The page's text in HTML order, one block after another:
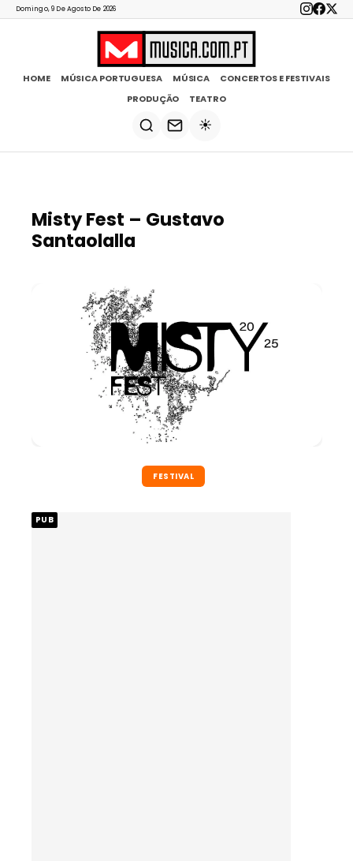
Domingo, 9 De Agosto De 2026
HOME MÚSICA PORTUGUESA MÚSICA
CONCERTOS E FESTIVAIS
PRODUÇÃO
TEATRO
☀️
Misty Fest – Gustavo
Santaolalla
FESTIVAL
PUB